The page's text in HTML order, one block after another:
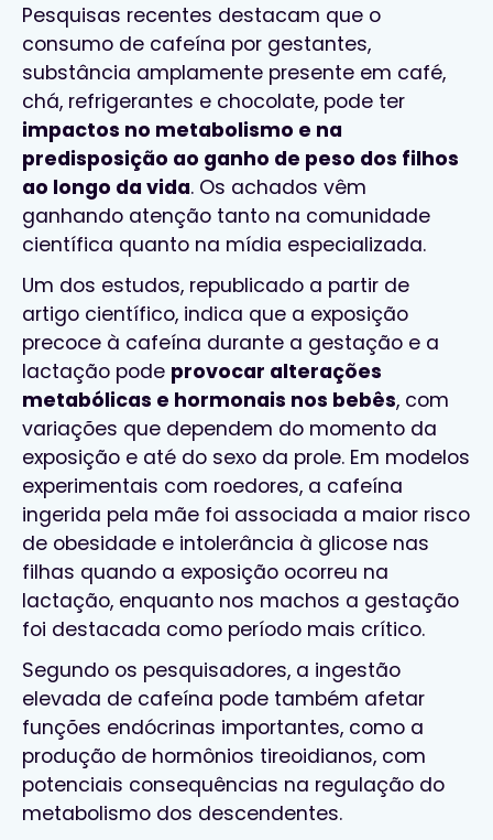
Pesquisas recentes destacam que o
consumo de cafeína por gestantes,
substância amplamente presente em café,
chá, refrigerantes e chocolate, pode ter
impactos no metabolismo e na
predisposição ao ganho de peso dos filhos
ao longo da vida. Os achados vêm
ganhando atenção tanto na comunidade
científica quanto na mídia especializada.
Um dos estudos, republicado a partir de
artigo científico, indica que a exposição
precoce à cafeína durante a gestação e a
lactação pode provocar alterações
metabólicas e hormonais nos bebês, com
variações que dependem do momento da
exposição e até do sexo da prole. Em modelos
experimentais com roedores, a cafeína
ingerida pela mãe foi associada a maior risco
de obesidade e intolerância à glicose nas
filhas quando a exposição ocorreu na
lactação, enquanto nos machos a gestação
foi destacada como período mais crítico.
Segundo os pesquisadores, a ingestão
elevada de cafeína pode também afetar
funções endócrinas importantes, como a
produção de hormônios tireoidianos, com
potenciais consequências na regulação do
metabolismo dos descendentes.